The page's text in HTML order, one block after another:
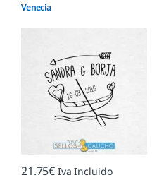
Venecia
21.75€ Iva Incluido